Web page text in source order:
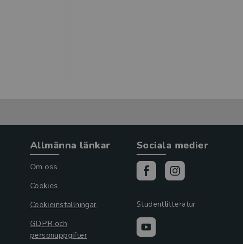
Allmänna länkar
Om oss
Cookies
Cookieinställningar
GDPR och
personuppgifter
Sociala medier
Studentlitteratur